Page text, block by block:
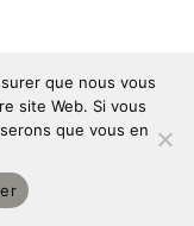
by
que nous vous
site Web. Si vous
que vous en